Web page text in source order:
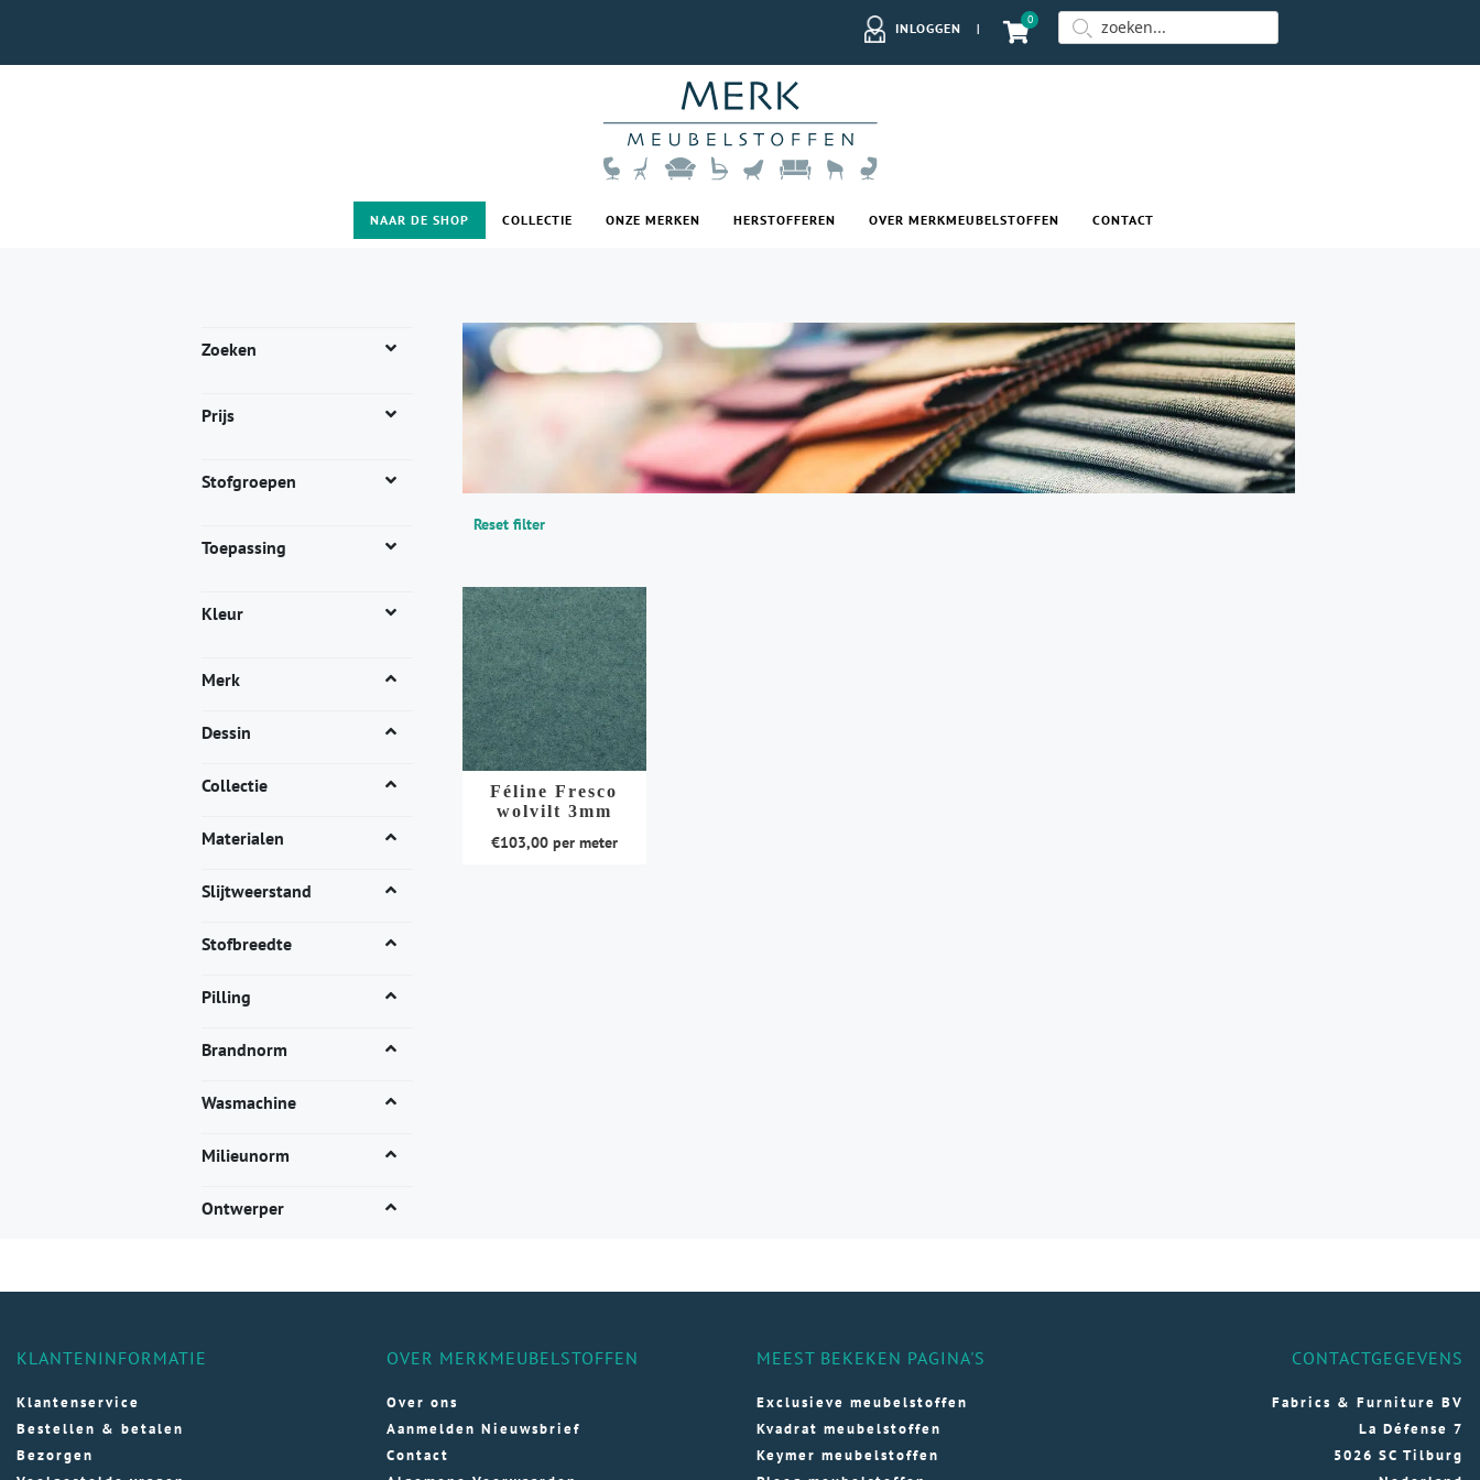
INLOGGEN |
0
NAAR DE SHOP COLLECTIE ONZE MERKEN HERSTOFFEREN OVER MERKMEUBELSTOFFEN CONTACT
Zoeken
Prijs
Stofgroepen
Toepassing
Kleur
Merk
Dessin
Collectie
Materialen
Slijtweerstand
Stofbreedte
Pilling
Brandnorm
Wasmachine
Milieunorm
Ontwerper
Reset filter
Féline Fresco
wolvilt 3mm
€103,00per meter
KLANTENINFORMATIE
Klantenservice
Bestellen & betalen
Bezorgen
OVER MERKMEUBELSTOFFEN
Over ons
Aanmelden Nieuwsbrief
Contact
MEEST BEKEKEN PAGINA'S
Exclusieve meubelstoffen
Kvadrat meubelstoffen
Keymer meubelstoffen
CONTACTGEGEVENS
Fabrics & Furniture BV
La Défense 7
5026 SC Tilburg